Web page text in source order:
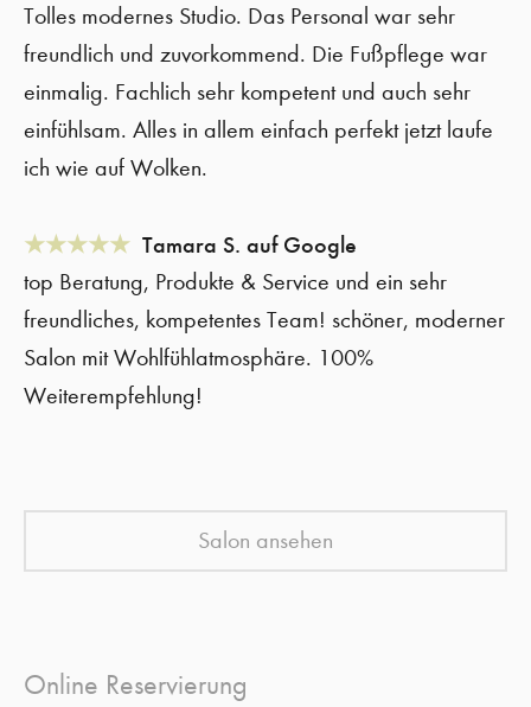
Tolles modernes Studio. Das Personal war sehr
freundlich und zuvorkommend. Die Fußpflege war
einmalig. Fachlich sehr kompetent und auch sehr
einfühlsam. Alles in allem einfach perfekt jetzt laufe
ich wie auf Wolken.
★★★★★ Tamara S. auf Google
top Beratung, Produkte & Service und ein sehr
freundliches, kompetentes Team! schöner, moderner
Salon mit Wohlfühlatmosphäre. 100%
Weiterempfehlung!
Salon ansehen
Online Reservierung